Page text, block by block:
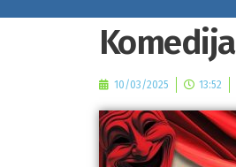
10/03/2025 13:52